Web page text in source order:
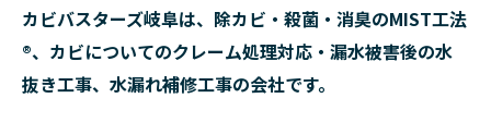
カビバスターズ岐阜は、除カビ・殺菌・消臭のMIST工法
®、カビについてのクレーム処理対応・漏水被害後の水
抜き工事、水漏れ補修工事の会社です。